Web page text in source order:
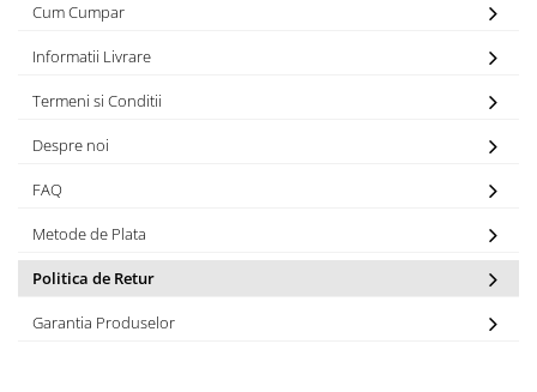
Cum Cumpar
Informatii Livrare
Termeni si Conditii
Despre noi
FAQ
Metode de Plata
Politica de Retur
Garantia Produselor